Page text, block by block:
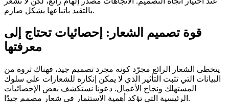
بالتقيد باتباعها بشكل صارم.
قوة تصميم الشعار: إحصائيات تحتاج إلى
معرفتها
يتخطى الشعار الرائع مجرّد كونه مجرد تصميم جيد، فهناك ثروة من
البيانات التي تثبت التأثير الذي لا يمكن إنكاره للشعارات على سلوك
المستهلك ونجاح الأعمال. دعونا نستكشف بعض الإحصائيات
الرئيسية التي تؤكد أهمية الاستثمار في شعار مصمم جيدًا.